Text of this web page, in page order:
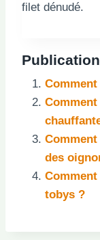
filet dénudé.
des
Comment
tobys ?